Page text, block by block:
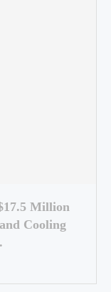
Million
Cooling